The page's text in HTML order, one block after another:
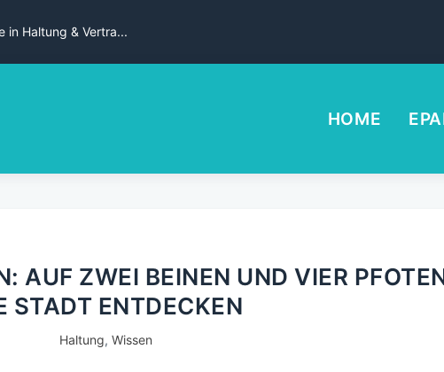
in Haltung & Vertra...
HOME
AUF ZWEI BEINEN UND VIER
STADT ENTDECKEN
Haltung,Wissen